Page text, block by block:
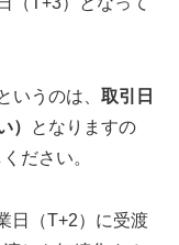
いうのは、 取引日
）
となりますの
ださい。
日（T+2）に受渡